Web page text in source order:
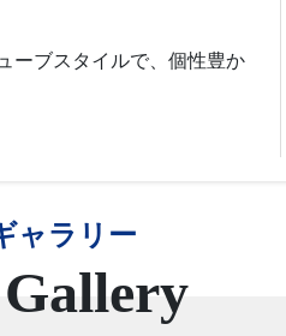
ーブスタイルで、個性豊か
ャラリー